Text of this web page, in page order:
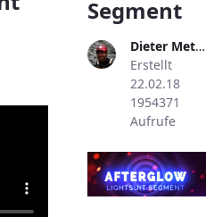
Segment
Dieter Metzler
Erstellt
22.02.18
1954371
Aufrufe